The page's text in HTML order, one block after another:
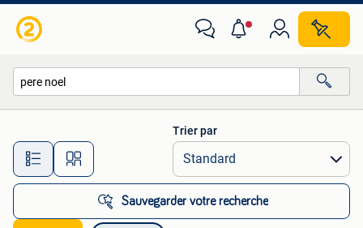
Toutes les distances…
Trier par
Sauvegarder votre recherche